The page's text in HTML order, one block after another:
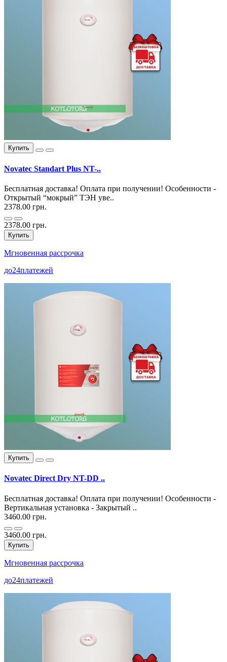
Купить
Novatec Standart Plus NT-..
Бесплатная доставка! Оплата при получении! Особенности -
Открытый “мокрый” ТЭН уве..
2378.00 грн.
2378.00 грн.
Купить
Мгновенная рассрочка
до24платежей
Купить
Novatec Direct Dry NT-DD ..
Бесплатная доставка! Оплата при получении! Особенности -
Вертикальная установка - Закрытый ..
3460.00 грн.
3460.00 грн.
Купить
Мгновенная рассрочка
до24платежей